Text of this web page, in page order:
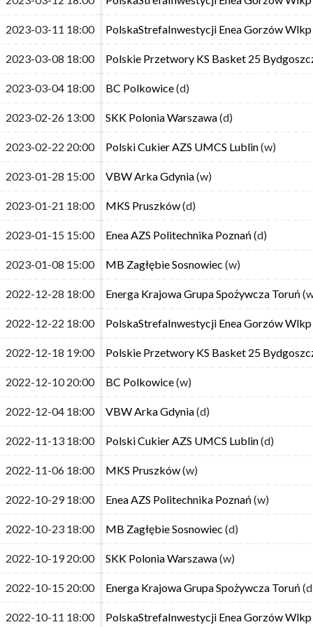
2023-03-11 18:00 PolskaStrefaInwestycji Enea Gorzów Wlkp
2023-03-08 18:00 Polskie Przetwory KS Basket 25
2023-03-04 18:00 BC Polkowice(d)
2023-02-26 13:00 SKK Polonia Warszawa(d)
2023-02-22 20:00 Polski Cukier AZS UMCS Lublin(w)
2023-01-28 15:00 VBW Arka Gdynia(w)
2023-01-21 18:00 MKS Pruszków(d)
2023-01-15 15:00 Enea AZS Politechnika Poznań (d)
2023-01-08 15:00 MB Zagłębie Sosnowiec (w)
2022-12-28 18:00 Energa Krajowa Grupa Spożywcza Toruń
2022-12-22 18:00 PolskaStrefaInwestycji Enea Gorzów Wlkp
2022-12-18 19:00 Polskie Przetwory KS Basket 25
2022-12-10 20:00 BC Polkowice(w)
2022-12-04 18:00 VBW Arka Gdynia(d)
2022-11-13 18:00 Polski Cukier AZS UMCS Lublin(d)
2022-11-06 18:00 MKS Pruszków(w)
2022-10-29 18:00 Enea AZS Politechnika Poznań (w)
2022-10-23 18:00 MB Zagłębie Sosnowiec (d)
2022-10-19 20:00 SKK Polonia Warszawa(w)
2022-10-15 20:00 Energa Krajowa Grupa Spożywcza Toruń
2022-10-11 18:00 PolskaStrefaInwestycji Enea Gorzów Wlkp
2023-03-11 18:00 PolskaStrefaInwestycji Enea Gorzów Wlkp
2023-03-08 18:00 Polskie Przetwory KS Basket 25
2023-03-04 18:00 BC Polkowice(d)
2023-02-26 13:00 SKK Polonia Warszawa(d)
2023-02-22 20:00 Polski Cukier AZS UMCS Lublin(w)
2023-01-28 15:00 VBW Arka Gdynia(w)
2023-01-21 18:00 MKS Pruszków(d)
2023-01-15 15:00 Enea AZS Politechnika Poznań (d)
2023-01-08 15:00 MB Zagłębie Sosnowiec (w)
2022-12-28 18:00 Energa Krajowa Grupa Spożywcza Toruń
2022-12-22 18:00 PolskaStrefaInwestycji Enea Gorzów Wlkp
2022-12-18 19:00 Polskie Przetwory KS Basket 25
2022-12-10 20:00 BC Polkowice(w)
2022-12-04 18:00 VBW Arka Gdynia(d)
2022-11-13 18:00 Polski Cukier AZS UMCS Lublin(d)
2022-11-06 18:00 MKS Pruszków(w)
2022-10-29 18:00 Enea AZS Politechnika Poznań (w)
2022-10-23 18:00 MB Zagłębie Sosnowiec (d)
2022-10-19 20:00 SKK Polonia Warszawa(w)
2022-10-15 20:00 Energa Krajowa Grupa Spożywcza Toruń
2022-10-11 18:00 PolskaStrefaInwestycji Enea Gorzów Wlkp